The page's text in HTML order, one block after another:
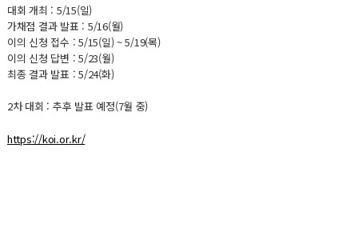
대회 개최 : 5/15(일)
가채점 결과 발표 : 5/16(월)
이의 신청 접수 : 5/15(일) ~ 5/19(목)
이의 신청 답변 : 5/23(월)
최종 결과 발표 : 5/24(화)
2차 대회 : 추후 발표 예정(7월 중)
https://koi.or.kr/